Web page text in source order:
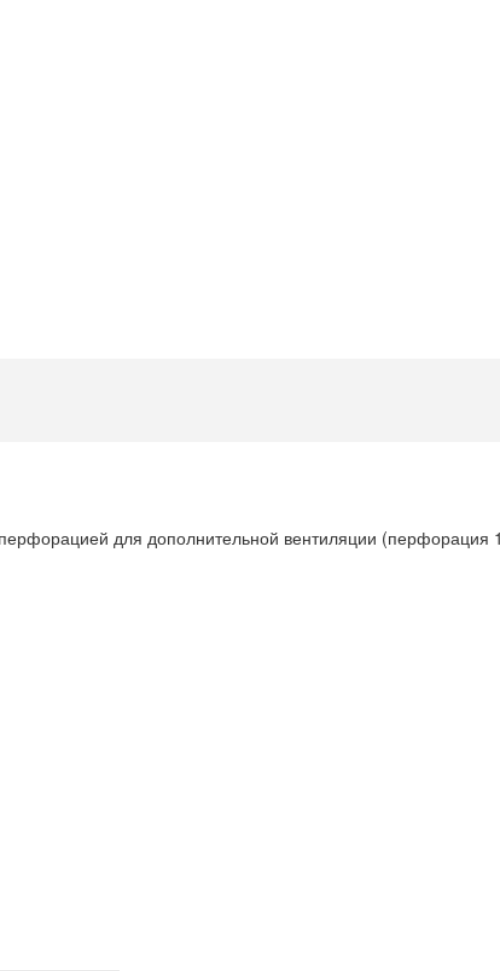
для дополнительной вентиляции (перфорация